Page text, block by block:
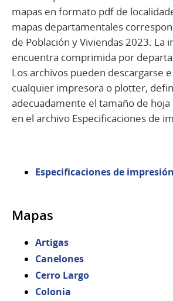
mapas en formato pdf de
mapas departamentales
de Población y Viviendas 2023. La
encuentra comprimida por
Los archivos pueden descargarse
cualquier impresora o plotter,
adecuadamente el tamaño de hoja
en el archivo Especificaciones de
Especificaciones de impresión
Mapas
Artigas
Canelones
Cerro Largo
Colonia